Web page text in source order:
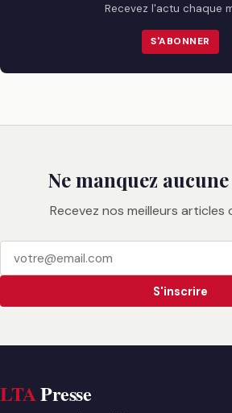
Recevez l'actu chaque
S'ABONNER
Ne manquez
Recevez nos meilleurs articles
S'inscrire
LTAPresse